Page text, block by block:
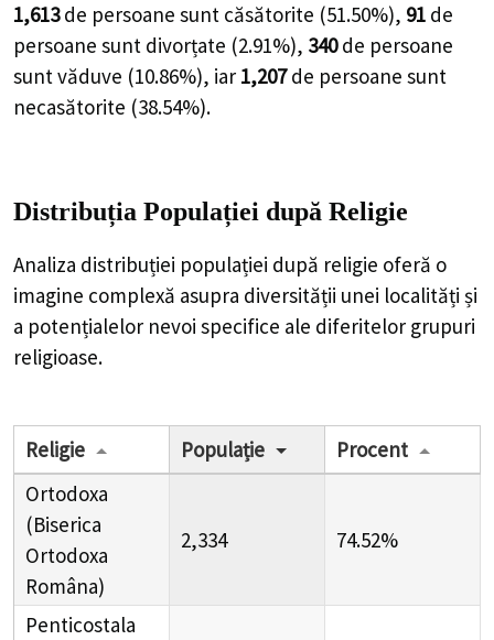
1,613 de persoane sunt căsătorite (51.50%), 91 de
persoane sunt divorțate (2.91%), 340 de persoane
sunt văduve (10.86%), iar 1,207 de persoane sunt
necasătorite (38.54%).
Distribuția Populației după Religie
Analiza distribuției populației după religie oferă o
imagine complexă asupra diversității unei localități și
a potențialelor nevoi specifice ale diferitelor grupuri
religioase.
Religie Populație
Procent
Ortodoxa
(Biserica
Ortodoxa
Româna)
2,334 74.52%
Penticostala